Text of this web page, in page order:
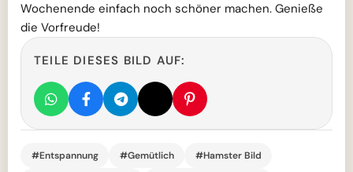
Wochenende einfach noch schöner machen. Genieße
die Vorfreude!
TEILE DIESES BILD AUF:
#Entspannung #Gemütlich
#Hamster Bild